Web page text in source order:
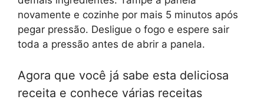
novamente e cozinhe por mais 5 minutos após
pegar pressão. Desligue o fogo e espere sair
toda a pressão antes de abrir a panela.
Agora que você já sabe esta deliciosa
receita e conhece várias receitas